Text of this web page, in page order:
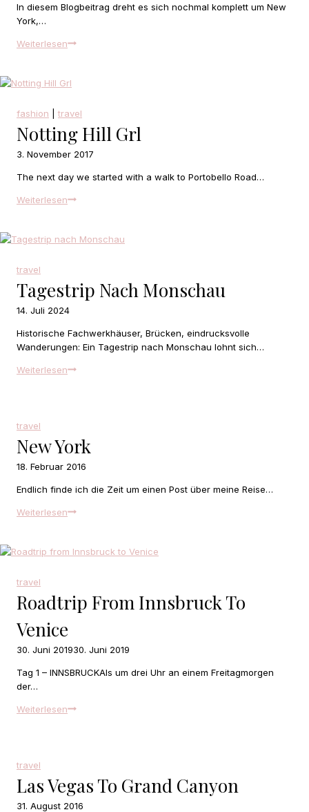
In diesem Blogbeitrag dreht es sich nochmal komplett um New
York,…
WeiterlesenNY
Day
4
fashion travel
Notting Hill Grl
3. November 2017
The next day we started with a walk to Portobello Road…
WeiterlesenNotting
travel
Tagestrip Nach Monschau
14. Juli 2024
Historische Fachwerkhäuser, Brücken, eindrucksvolle
Wanderungen: Ein Tagestrip nach Monschau lohnt sich…
WeiterlesenTagestrip
travel
New York
18. Februar 2016
Endlich finde ich die Zeit um einen Post über meine Reise…
WeiterlesenNew
travel
Roadtrip From Innsbruck To
Venice
30. Juni 201930. Juni 2019
Tag 1 – INNSBRUCKAls um drei Uhr an einem Freitagmorgen
der…
WeiterlesenRoadtrip
travel
Las Vegas To Grand Canyon
31. August 2016